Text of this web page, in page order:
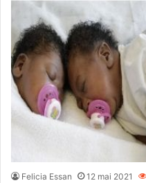
Felicia Essan 12 mai 2021